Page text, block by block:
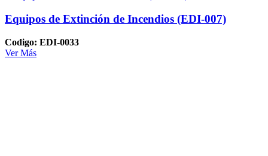
Equipos de Extinción de Incendios (EDI-007)
Codigo: EDI-0033
Ver Más